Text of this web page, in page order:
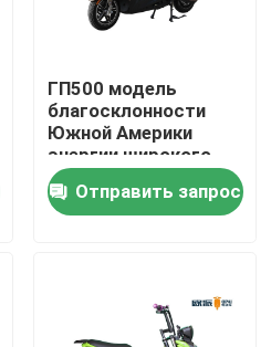
ГП500 модель
благосклонности
Южной Америки
энергии широкого
самоката мопеда
2000В автошины
72В20АХ
Отправить запрос